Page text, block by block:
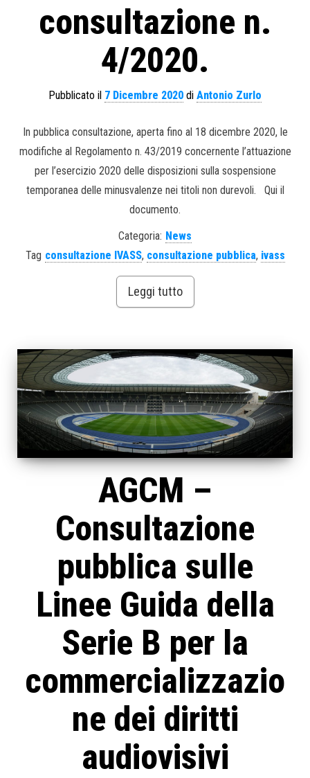
consultazione n.
4/2020.
Pubblicato il 7 Dicembre 2020 di Antonio Zurlo
In pubblica consultazione, aperta fino al 18 dicembre 2020, le
modifiche al Regolamento n. 43/2019 concernente l’attuazione
per l’esercizio 2020 delle disposizioni sulla sospensione
temporanea delle minusvalenze nei titoli non durevoli. Qui il
documento.
Categoria: News
Tag consultazione IVASS, consultazione pubblica, ivass
Leggi tutto
AGCM –
Consultazione
pubblica sulle
Linee Guida della
Serie B per la
commercializzazio
ne dei diritti
audiovisivi